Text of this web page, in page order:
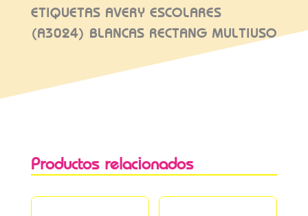
ETIQUETAS AVERY ESCOLARES
(A3024) BLANCAS RECTANG MULTIUSO
Productos relacionados